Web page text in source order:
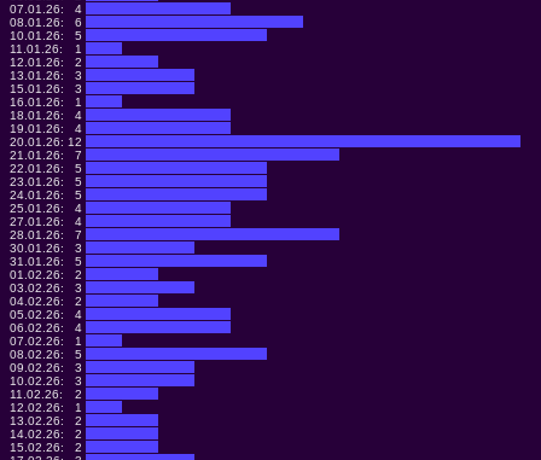
07.01.26:
4
08.01.26:
6
10.01.26:
5
11.01.26:
1
12.01.26:
2
13.01.26:
3
15.01.26:
3
16.01.26:
1
18.01.26:
4
19.01.26:
4
20.01.26: 12
21.01.26:
7
22.01.26:
5
23.01.26:
5
24.01.26:
5
25.01.26:
4
27.01.26:
4
28.01.26:
7
30.01.26:
3
31.01.26:
5
01.02.26:
2
03.02.26:
3
04.02.26:
2
05.02.26:
4
06.02.26:
4
07.02.26:
1
08.02.26:
5
09.02.26:
3
10.02.26:
3
11.02.26:
2
12.02.26:
1
13.02.26:
2
14.02.26:
2
15.02.26:
2